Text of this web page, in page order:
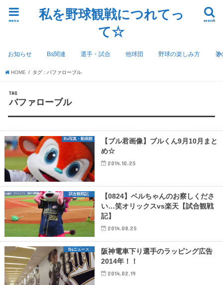
私を野球観戦につれてっ
て☆
search
menu
お知らせ Bs関連 選手・試合 他球団 野球の楽しみ方 そ
HOME タグ : バファローブル
TAG
バファローブル
Bs写真・動画館
【ブル君画像】ブルくん9月10月まと
め☆
2014.10.25
試合観戦記
【0824】ベルちゃんのお察しくださ
い…笑オリックスvs楽天【試合観戦
記】
2014.08.25
Bsニュース
阪神電車下り選手のラッピング広告
2014年！！
2014.02.19